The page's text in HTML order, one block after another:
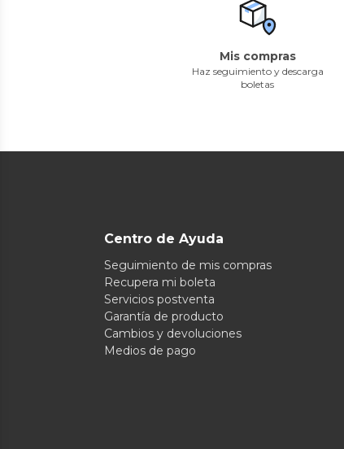
Mis compras
Haz seguimiento y descarga
boletas
Centro de Ayuda
Seguimiento de mis compras
Recupera mi boleta
Servicios postventa
Garantía de producto
Cambios y devoluciones
Medios de pago